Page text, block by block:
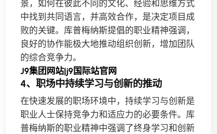
景，如何在彼此不同的文化、经验和思维方式
中找到共同语言，并高效合作，是决定项目成
败的关键。库普梅纳斯提倡的职业精神强调，
良好的协作能极大地推动组织创新，增加团队
的综合竞争力。
J9集团网站|j9国际站官网
4、职场中持续学习与创新的推动
在快速发展的职场环境中，持续学习与创新是
职业人士保持竞争力和适应力的必要条件。库
普梅纳斯的职业精神中强调了终身学习和创新